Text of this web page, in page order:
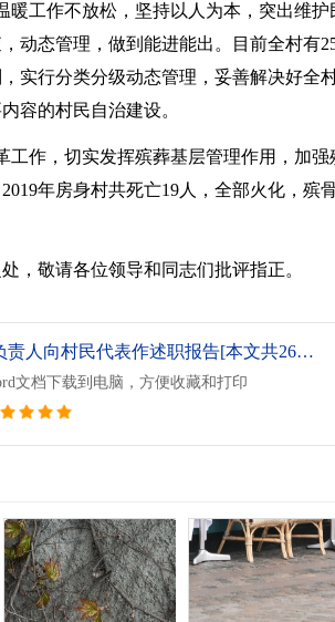
暖工作不放松，坚持以人为本，突出维
动态管理，做到能进能出。目前全村有
实行分类分级动态管理，妥善解决好全
容的村民自治建设。
工作，切实发挥殡葬基层管理作用，加
年房身村共死亡19人，全部火化，殡
，敬请各位领导和同志们批评指正。
《村主要负责人向村民代表作述职报告[本文共2654字].doc》
文档下载到电脑，方便收藏和打印